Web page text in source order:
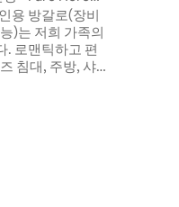
용 방갈로(장비
)는 저희 가족의
. 로맨틱하고 편
침대, 주방, 샤